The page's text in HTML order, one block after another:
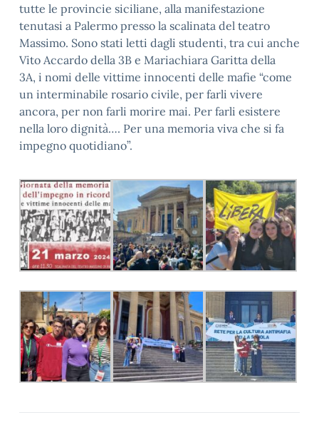
tutte le provincie siciliane, alla manifestazione
tenutasi a Palermo presso la scalinata del teatro
Massimo. Sono stati letti dagli studenti, tra cui anche
Vito Accardo della 3B e Mariachiara Garitta della
3A, i nomi delle vittime innocenti delle mafie “come
un interminabile rosario civile, per farli vivere
ancora, per non farli morire mai. Per farli esistere
nella loro dignità…. Per una memoria viva che si fa
impegno quotidiano”.